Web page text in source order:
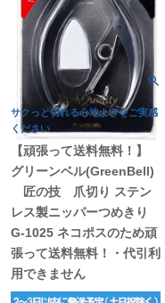
サクっと切れる心地よさをご実感
ください
【頑張って送料無料！】
グリーンベル(GreenBell)
匠の技 爪切り ステン
レス製ニッパーつめきり
G-1025 ネコポスのため頑
張って送料無料！・代引利
用できません